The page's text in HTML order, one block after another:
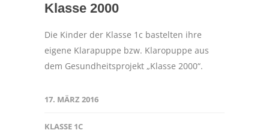
Klasse 2000
Die Kinder der Klasse 1c bastelten ihre
eigene Klarapuppe bzw. Klaropuppe aus
dem Gesundheitsprojekt „Klasse 2000“.
17. MÄRZ 2016
KLASSE 1C